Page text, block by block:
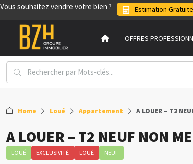
Vous souhaitez vendre votre bien ? Estimation Gratuite
OFFRES
Home Loué Appartement A LOUER – T2
A LOUER – T2 NEUF NON
LOUÉ EXCLUSIVITÉ LOUÉ NEUF